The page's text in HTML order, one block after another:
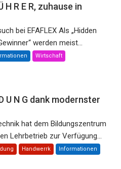
H R E R, zuhause in
bei EFAFLEX Als „Hidden
werden meist...
Wirtschaft
U N G dank modernster
hat dem Bildungszentrum
Lehrbetrieb zur Verfügung...
Handwerrk Informationen